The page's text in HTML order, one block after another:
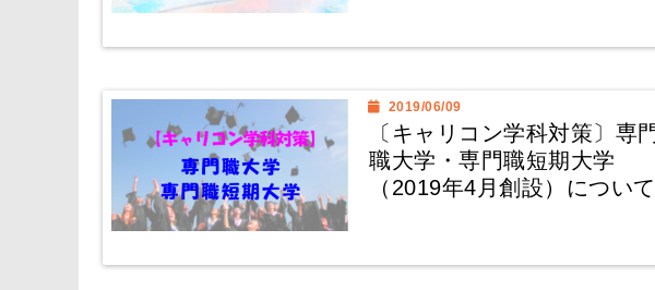
2019/06/09
〔キャリコン学科対策〕専門
職大学・専門職短期大学
（2019年4月創設）について